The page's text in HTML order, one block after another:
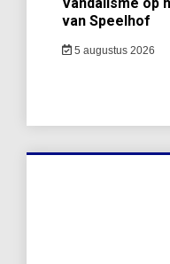
van Speelhof
5 augustus 2026